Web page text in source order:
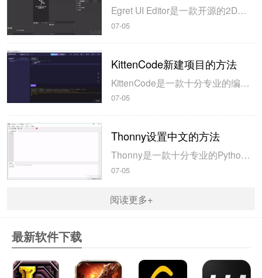
Egret UI Editor是一款开源的2D游戏开发代码编辑软件，其主要功能是针对Egret项目中的Exml皮肤文件进行可视化编辑，功能十分强大。我们在使用这款软件的过程中，可以将一些常用操作设置快捷键，这样就可以简化编程，从而提高代码编辑的工作效率。但是这款软件在日常生活中使用得不多，并且专业性...
07-05
KittenCode新建项目的方法
KittenCode是一款十分专业的编程软件，该软件给用户提供了可视化的操作界面，支持Python语言的编程开发以及第三方库管理，并且提供了很多实用的工具，功能十分强大。我们在使用这款软件进行编程开发的过程中，最基本、最常做的操作就是新建项目，因此我们很有必要掌握新建项目的方法。但是这款软件的专业性...
07-05
Thonny设置中文的方法
Thonny是一款十分专业的Python编辑软件，该软件界面清爽简单，给用户提供了丰富的编程工具，具备代码补全、语法错误显示等功能，非常的适合新手使用。该软件还支持多种语言，所以在下载这款软件的时候，有时候下载到电脑中的软件是英文版本的，这对于英语基础较差的小伙伴来说，使用这款软件就会变得十分困难，...
07-05
阅读更多+
最新软件下载